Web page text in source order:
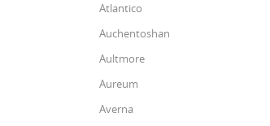
Atlantico
Auchentoshan
Aultmore
Aureum
Averna